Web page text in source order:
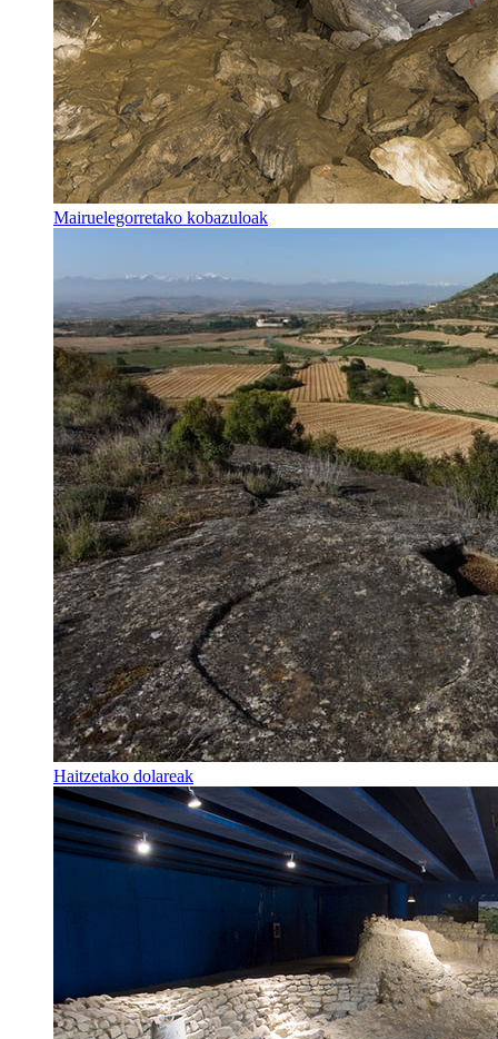
Mairuelegorretako kobazuloak
Haitzetako dolareak